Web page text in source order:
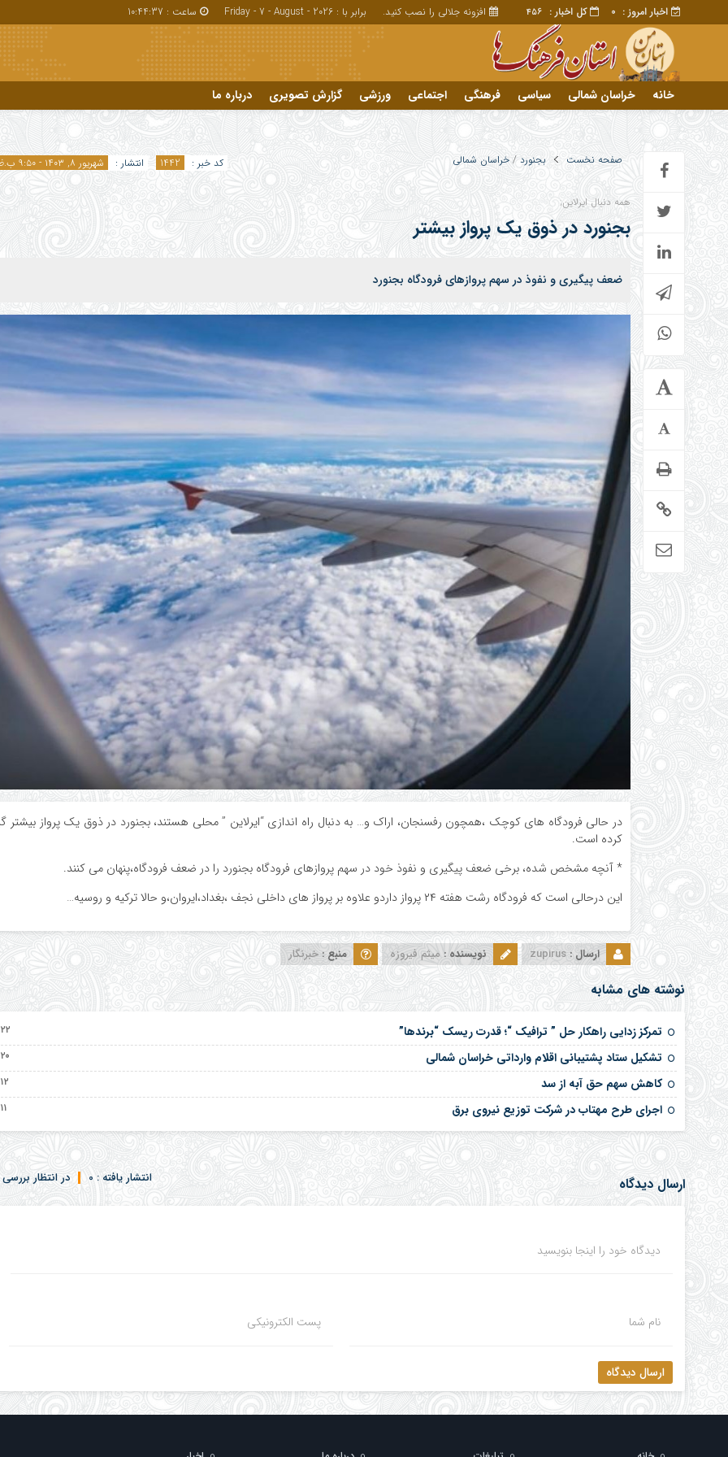
کل اخبار : 456 اخبار امروز : 0 افزونه جلالی را نصب کنید. برابر با : Friday - 7 - August - 2026 ساعت : 10:44:38
خانه خراسان شمالی سیاسی فرهنگی اجتماعی ورزشی گزارش تصویری درباره ما
تبلیغات درباره ما
صفحه نخست بجنورد/خراسان شمالی انتشار : شهریور ۸, ۱۴۰۳ - ۹:۵۰ ب.ظ کد خبر : 1442
همه دنبال ایرلاین;
بجنورد در ذوق یک پرواز بیشتر
ضعف پیگیری و نفوذ در سهم پروازهای فرودگاه بجنورد
در حالی فرودگاه های کوچک ،همچون رفسنجان، اراک و… به دنبال راه اندازی “ایرلاین ” محلی هستند، بجنورد در ذوق یک پرواز بیشتر
کرده است.
* آنچه مشخص شده، برخی ضعف پیگیری و نفوذ خود در سهم پروازهای فرودگاه بجنورد را در ضعف فرودگاه،پنهان می کنند.
این درحالی است که فرودگاه رشت هفته ۲۴ پرواز داردو علاوه بر پرواز های داخلی نجف ،بغداد،ایروان،و حالا ترکیه و روسیه…
ارسال : zupirus نویسنده : میثم فیروزه منبع : خبرنگار
نوشته های مشابه
تمرکز زدایی راهکار حل ” ترافیک “؛ قدرت ریسک “برندها” ۲۲ اردیبهشت ۱۴۰۵
تشکیل ستاد پشتیبانی اقلام وارداتی خراسان شمالی ۲۰ اردیبهشت ۱۴۰۵
کاهش سهم حق آبه از سد ۱۲ اردیبهشت ۱۴۰۵
اجرای طرح مهتاب در شرکت توزیع نیروی برق ۱۱ اردیبهشت ۱۴۰۵
ارسال دیدگاه در انتظار بررسی انتشار یافته : 0
دیدگاه خود را اینجا بنویسید
نام شما پست الکترونیکی
ارسال دیدگاه
دیدگاه های ارسال شده توسط شما، پس از تایید توسط تیم مدیریت در وب منتشر خواهد شد.
پیام هایی که حاوی تهمت یا افترا باشد منتشر نخواهد شد.
پیام هایی که به غیر از زبان فارسی یا غیر مرتبط باشد منتشر نخواهد شد.